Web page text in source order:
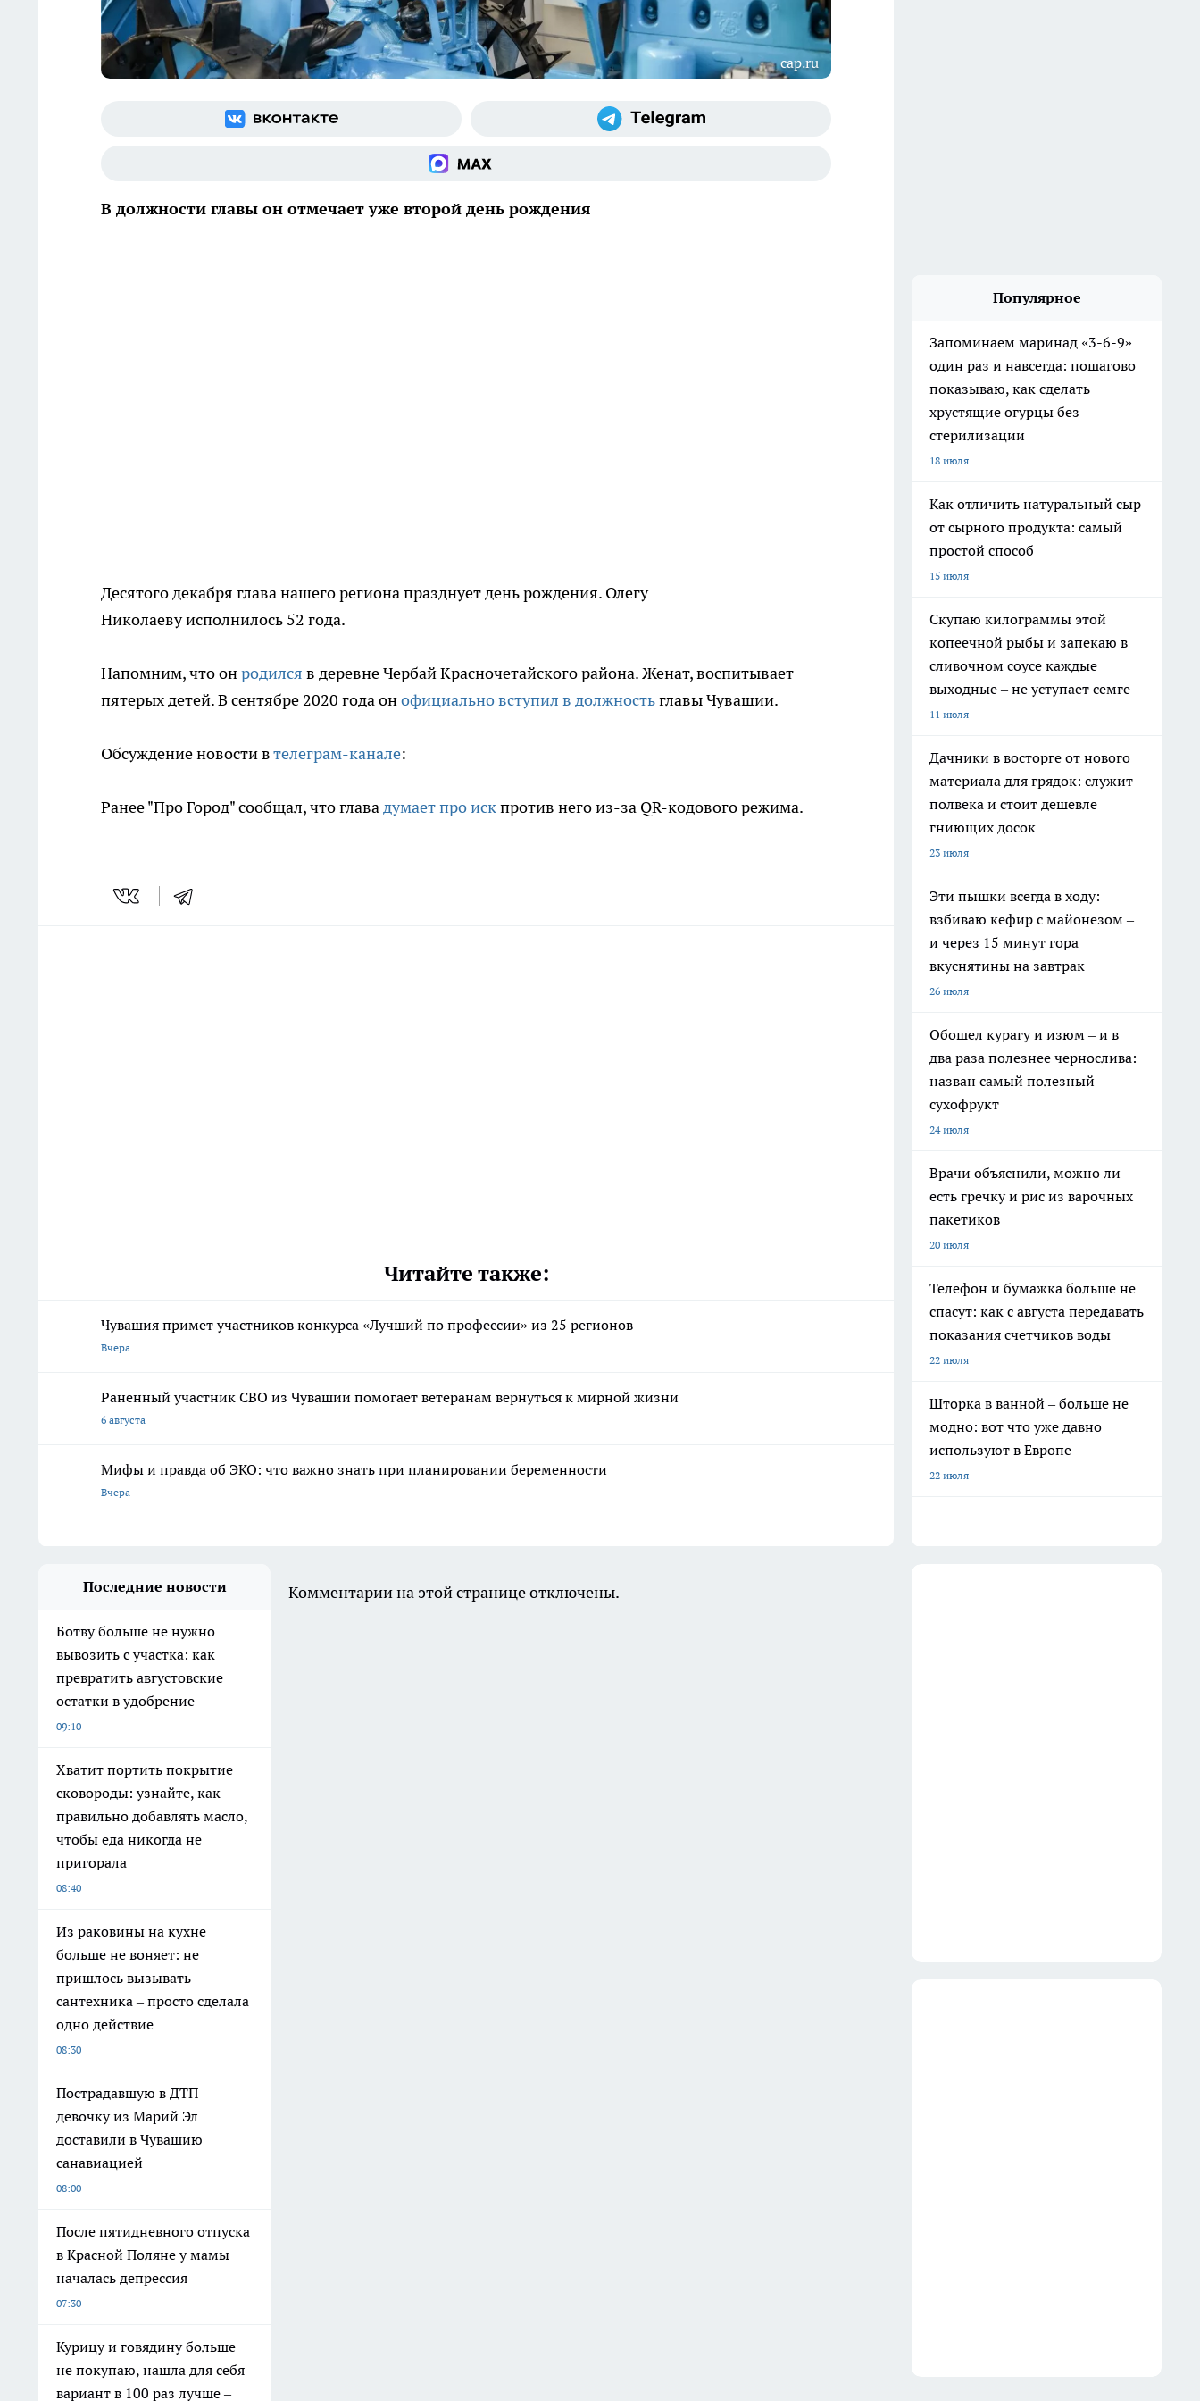
cap.ru
В должности главы он отмечает уже второй день рождения
Десятого декабря глава нашего региона празднует день рождения. Олегу
Николаеву исполнилось 52 года.
Напомним, что онродился в деревне Чербай Красночетайского района. Женат, воспитывает
пятерых детей. В сентябре 2020 года онофициально вступил в должностьглавы Чувашии.
Обсуждение новости втелеграм-канале:
Ранее "Про Город" сообщал, что главадумает про искпротив него из-за QR-кодового режима.
Читайте также:
Чувашия примет участников конкурса «Лучший по профессии» из 25 регионов
Вчера
Раненный участник СВО из Чувашии помогает ветеранам вернуться к мирной жизни
6 августа
Мифы и правда об ЭКО: что важно знать при планировании беременности
Вчера
Популярное
Запоминаем маринад «3-6-9»
один раз и навсегда: пошагово
показываю, как сделать
хрустящие огурцы без
стерилизации
18 июля
Как отличить натуральный сыр
от сырного продукта: самый
простой способ
15 июля
Скупаю килограммы этой
копеечной рыбы и запекаю в
сливочном соусе каждые
выходные – не уступает семге
11 июля
Дачники в восторге от нового
материала для грядок: служит
полвека и стоит дешевле
гниющих досок
23 июля
Эти пышки всегда в ходу:
взбиваю кефир с майонезом –
и через 15 минут гора
вкуснятины на завтрак
26 июля
Обошел курагу и изюм – и в
два раза полезнее чернослива:
назван самый полезный
сухофрукт
24 июля
Врачи объяснили, можно ли
есть гречку и рис из варочных
пакетиков
20 июля
Телефон и бумажка больше не
спасут: как с августа передавать
показания счетчиков воды
22 июля
Шторка в ванной – больше не
модно: вот что уже давно
используют в Европе
22 июля
Последние новости
Ботву больше не нужно
вывозить с участка: как
превратить августовские
остатки в удобрение
09:10
Хватит портить покрытие
сковороды: узнайте, как
правильно добавлять масло,
чтобы еда никогда не
пригорала
08:40
Из раковины на кухне
больше не воняет: не
пришлось вызывать
сантехника – просто сделала
одно действие
08:30
Пострадавшую в ДТП
девочку из Марий Эл
доставили в Чувашию
санавиацией
08:00
После пятидневного отпуска
в Красной Поляне у мамы
началась депрессия
07:30
Курицу и говядину больше
не покупаю, нашла для себя
вариант в 100 раз лучше –
Комментарии на этой странице отключены.